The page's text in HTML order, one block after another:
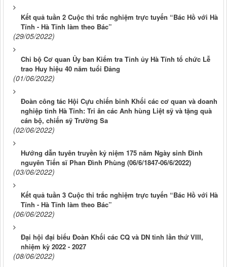
Kết quả tuần 2 Cuộc thi trắc nghiệm trực tuyến “Bác Hồ với Hà
Tĩnh - Hà Tĩnh làm theo Bác”
(29/05/2022)
Chi bộ Cơ quan Ủy ban Kiểm tra Tỉnh ủy Hà Tĩnh tổ chức Lễ
trao Huy hiệu 40 năm tuổi Đảng
(01/06/2022)
Đoàn công tác Hội Cựu chiến binh Khối các cơ quan và doanh
nghiệp tỉnh Hà Tĩnh: Tri ân các Anh hùng Liệt sỹ và tặng quà
cán bộ, chiến sỹ Trường Sa
(02/06/2022)
Hướng dẫn tuyên truyền kỷ niệm 175 năm Ngày sinh Đình
nguyên Tiến sĩ Phan Đình Phùng (06/6/1847-06/6/2022)
(03/06/2022)
Kết quả tuần 3 Cuộc thi trắc nghiệm trực tuyến “Bác Hồ với Hà
Tĩnh - Hà Tĩnh làm theo Bác”
(06/06/2022)
Đại hội đại biểu Đoàn Khối các CQ và DN tỉnh lần thứ VIII,
nhiệm kỳ 2022 - 2027
(08/06/2022)